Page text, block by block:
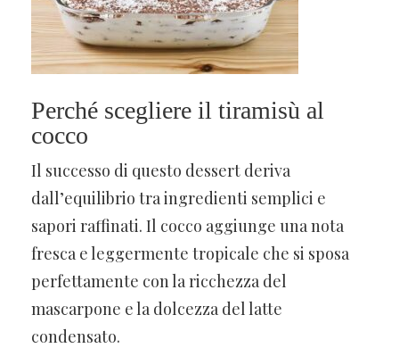
Perché scegliere il tiramisù al
cocco
Il successo di questo dessert deriva
dall’equilibrio tra ingredienti semplici e
sapori raffinati. Il cocco aggiunge una nota
fresca e leggermente tropicale che si sposa
perfettamente con la ricchezza del
mascarpone e la dolcezza del latte
condensato.